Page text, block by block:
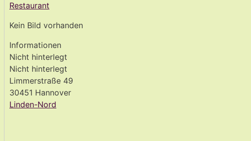
Restaurant
Kein Bild vorhanden
Informationen
Nicht hinterlegt
Nicht hinterlegt
Limmerstraße 49
30451 Hannover
Linden-Nord